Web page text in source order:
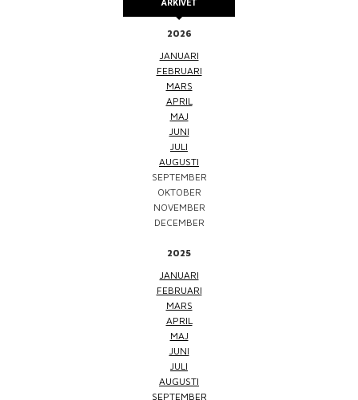
ARKIVET
2026
JANUARI
FEBRUARI
MARS
APRIL
MAJ
JUNI
JULI
AUGUSTI
SEPTEMBER
OKTOBER
NOVEMBER
DECEMBER
2025
JANUARI
FEBRUARI
MARS
APRIL
MAJ
JUNI
JULI
AUGUSTI
SEPTEMBER